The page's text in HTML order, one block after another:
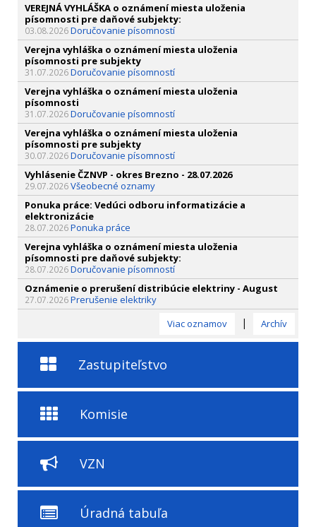
VEREJNÁ VYHLÁŠKA o oznámení miesta uloženia
písomnosti pre daňové subjekty:
03.08.2026Doručovanie písomností
Verejna vyhláška o oznámení miesta uloženia
písomnosti pre subjekty
31.07.2026Doručovanie písomností
Verejna vyhláška o oznámení miesta uloženia
písomnosti
31.07.2026Doručovanie písomností
Verejna vyhláška o oznámení miesta uloženia
písomnosti pre subjekty
30.07.2026Doručovanie písomností
Vyhlásenie ČZNVP - okres Brezno - 28.07.2026
29.07.2026Všeobecné oznamy
Ponuka práce: Vedúci odboru informatizácie a
elektronizácie
28.07.2026Ponuka práce
Verejna vyhláška o oznámení miesta uloženia
písomnosti pre daňové subjekty:
28.07.2026Doručovanie písomností
Oznámenie o prerušení distribúcie elektriny - August
27.07.2026Prerušenie elektriky
Viac oznamov
| Archív
Zastupiteľstvo
Komisie
VZN
Úradná tabuľa